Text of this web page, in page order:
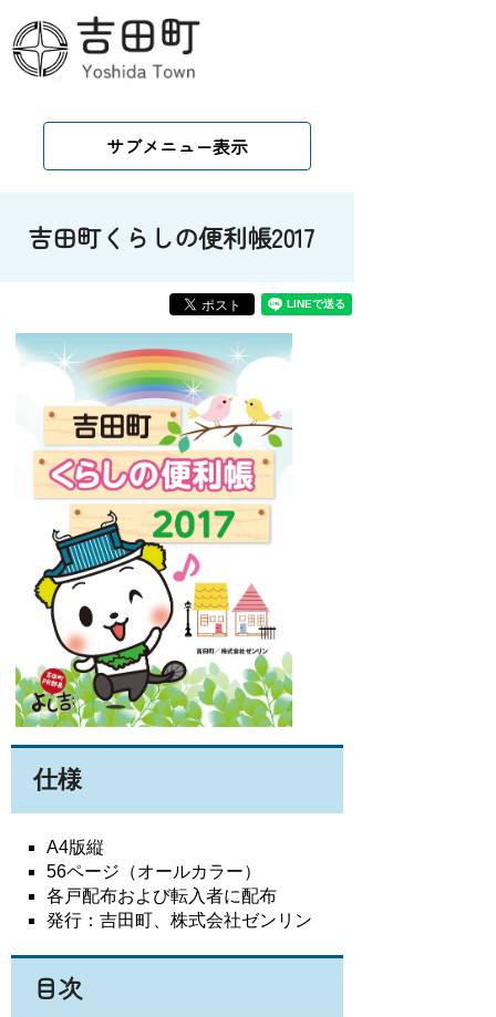
サブメニュー表示
吉田町くらしの便利帳2017
仕様
A4版縦
56ページ（オールカラー）
各戸配布および転入者に配布
発行：吉田町、株式会社ゼンリン
目次